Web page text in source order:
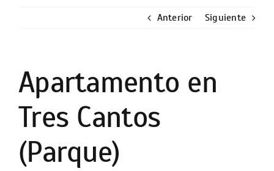
Servicios
Anterior Siguiente
Ver
imagen
más
grande
Apartamento en
Tres Cantos
(Parque)